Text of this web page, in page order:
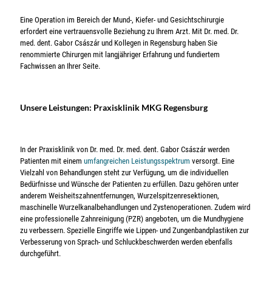
Eine Operation im Bereich der Mund-, Kiefer- und Gesichtschirurgie
erfordert eine vertrauensvolle Beziehung zu Ihrem Arzt. Mit Dr. med. Dr.
med. dent. Gabor Császár und Kollegen in Regensburg haben Sie
renommierte Chirurgen mit langjähriger Erfahrung und fundiertem
Fachwissen an Ihrer Seite.
Unsere Leistungen: Praxisklinik MKG Regensburg
In der Praxisklinik von Dr. med. Dr. med. dent. Gabor Császár werden
Patienten mit einem umfangreichen Leistungsspektrum versorgt. Eine
Vielzahl von Behandlungen steht zur Verfügung, um die individuellen
Bedürfnisse und Wünsche der Patienten zu erfüllen. Dazu gehören unter
anderem Weisheitszahnentfernungen, Wurzelspitzenresektionen,
maschinelle Wurzelkanalbehandlungen und Zystenoperationen. Zudem wird
eine professionelle Zahnreinigung (PZR) angeboten, um die Mundhygiene
zu verbessern. Spezielle Eingriffe wie Lippen- und Zungenbandplastiken zur
Verbesserung von Sprach- und Schluckbeschwerden werden ebenfalls
durchgeführt.